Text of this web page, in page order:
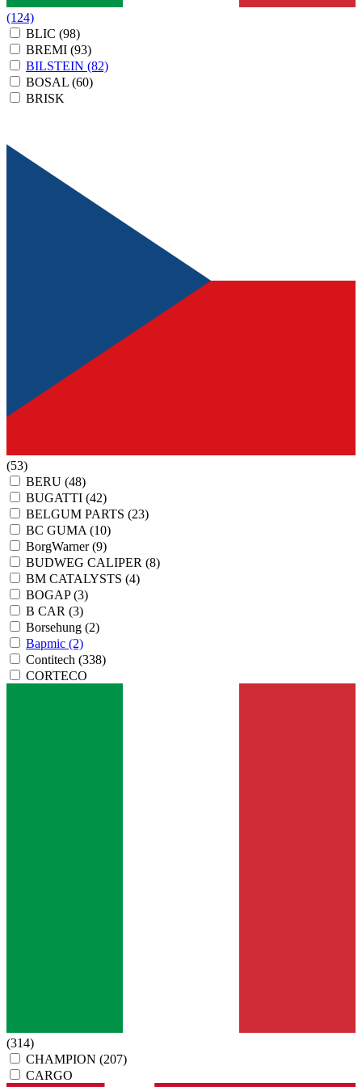
(124)
BLIC (98)
BREMI (93)
BILSTEIN (82)
BOSAL (60)
BRISK
(53)
BERU (48)
BUGATTI (42)
BELGUM PARTS (23)
BC GUMA (10)
BorgWarner(9)
BUDWEG CALIPER (8)
BM CATALYSTS (4)
BOGAP(3)
B CAR (3)
Borsehung (2)
Bapmic (2)
Contitech (338)
CORTECO
(314)
CHAMPION (207)
CARGO